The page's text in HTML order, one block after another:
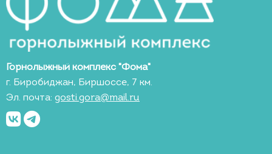
Горнолыжный комплекс "Фома"
г. Биробиджан, Биршоссе, 7 км.
Эл. почта: gosti.gora@mail.ru